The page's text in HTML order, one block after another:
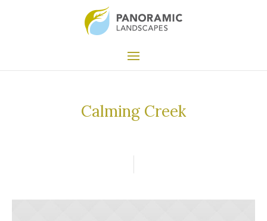
Calming Creek